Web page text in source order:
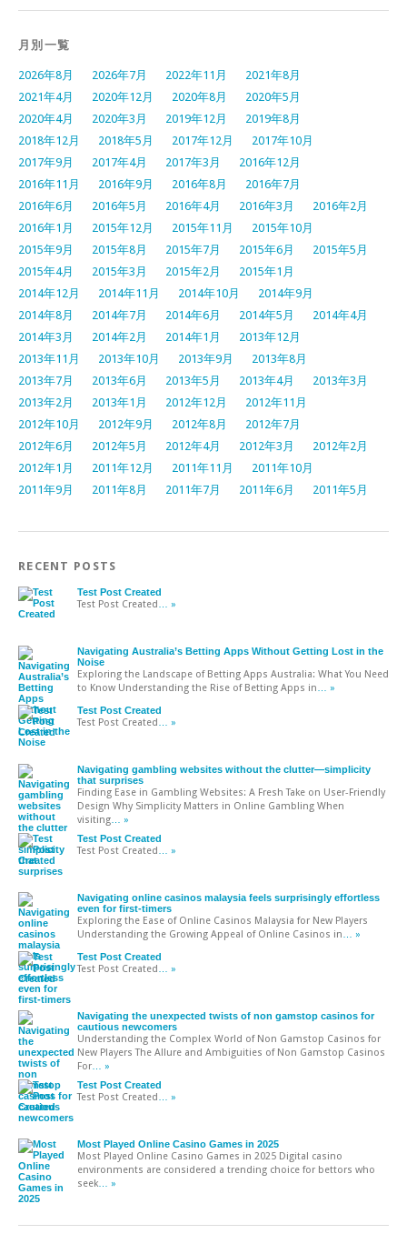
月別一覧
2026年8月 2026年7月 2022年11月
2021年8月
2021年4月
2020年12月 2020年8月
2020年5月
2020年4月
2020年3月 2019年12月
2019年8月
2018年12月
2018年5月 2017年12月
2017年10月
2017年9月
2017年4月 2017年3月
2016年12月
2016年11月
2016年9月 2016年8月
2016年7月
2016年6月
2016年5月 2016年4月 2016年3月
2016年2月
2016年1月
2015年12月 2015年11月
2015年10月
2015年9月
2015年8月 2015年7月 2015年6月
2015年5月
2015年4月
2015年3月 2015年2月
2015年1月
2014年12月
2014年11月 2014年10月
2014年9月
2014年8月
2014年7月 2014年6月 2014年5月
2014年4月
2014年3月
2014年2月 2014年1月
2013年12月
2013年11月
2013年10月 2013年9月
2013年8月
2013年7月
2013年6月 2013年5月 2013年4月
2013年3月
2013年2月
2013年1月 2012年12月
2012年11月
2012年10月
2012年9月 2012年8月
2012年7月
2012年6月
2012年5月 2012年4月 2012年3月
2012年2月
2012年1月
2011年12月 2011年11月
2011年10月
2011年9月
2011年8月 2011年7月 2011年6月 2011年5月
RECENT POSTS
Test Post Created
Test Post Created … »
Navigating Australia’s Betting Apps Without Getting Lost in the
Noise
Exploring the Landscape of Betting Apps Australia: What You Need
to Know Understanding the Rise of Betting Apps in … »
Test Post Created
Test Post Created … »
Navigating gambling websites without the clutter—simplicity
that surprises
Finding Ease in Gambling Websites: A Fresh Take on User-Friendly
Design Why Simplicity Matters in Online Gambling When
visiting … »
Test Post Created
Test Post Created … »
Navigating online casinos malaysia feels surprisingly effortless
even for first-timers
Exploring the Ease of Online Casinos Malaysia for New Players
Understanding the Growing Appeal of Online Casinos in … »
Test Post Created
Test Post Created … »
Navigating the unexpected twists of non gamstop casinos for
cautious newcomers
Understanding the Complex World of Non Gamstop Casinos for
New Players The Allure and Ambiguities of Non Gamstop Casinos
For … »
Test Post Created
Test Post Created … »
Most Played Online Casino Games in 2025
Most Played Online Casino Games in 2025 Digital casino
environments are considered a trending choice for bettors who
seek … »